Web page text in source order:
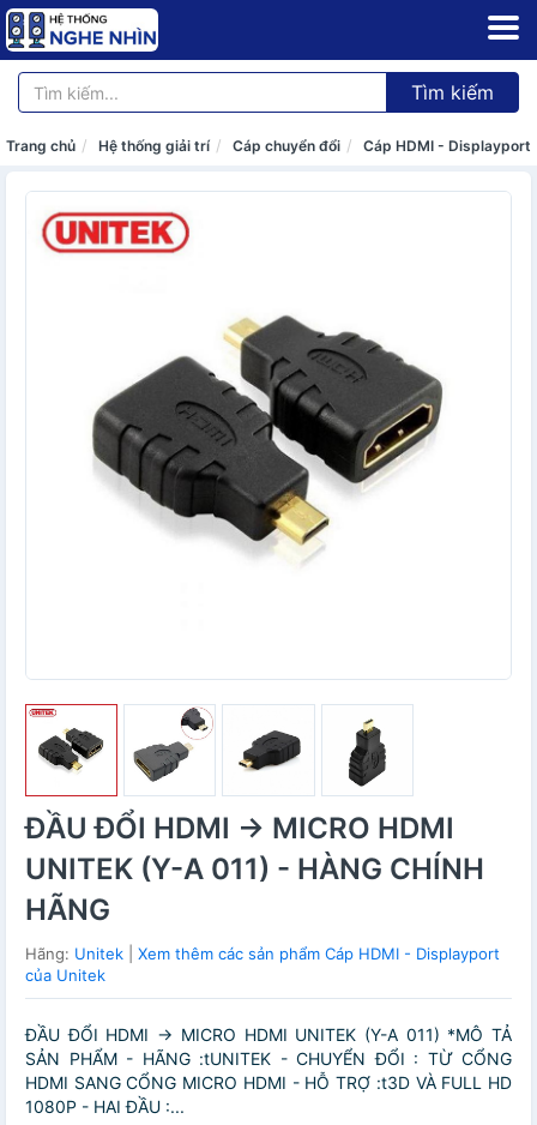
Tìm kiếm
Trang chủ Hệ thống giải trí Cáp chuyển đổi Cáp HDMI - Displayport
ĐẦU ĐỔI HDMI -> MICRO HDMI
UNITEK (Y-A 011) - HÀNG CHÍNH
HÃNG
Hãng: Unitek
Xem thêm các sản phẩm Cáp HDMI - Displayport
của Unitek
ĐẦU ĐỔI HDMI -> MICRO HDMI UNITEK (Y-A 011) *MÔ TẢ
SẢN PHẨM - HÃNG :tUNITEK - CHUYỂN ĐỔI : TỪ CỔNG
HDMI SANG CỔNG MICRO HDMI - HỖ TRỢ :t3D VÀ FULL HD
1080P - HAI ĐẦU :...